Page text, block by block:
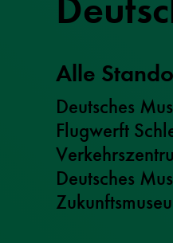
Alle
Deutsches
Flugwerft
Deutsches